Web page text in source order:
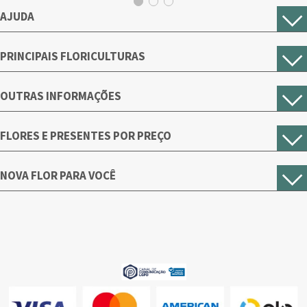
AJUDA
PRINCIPAIS FLORICULTURAS
OUTRAS INFORMAÇÕES
FLORES E PRESENTES POR PREÇO
NOVA FLOR PARA VOCÊ